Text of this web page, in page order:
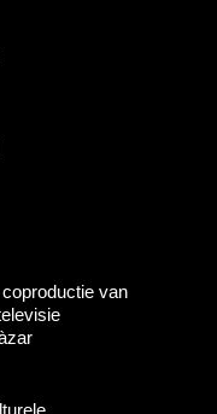
van